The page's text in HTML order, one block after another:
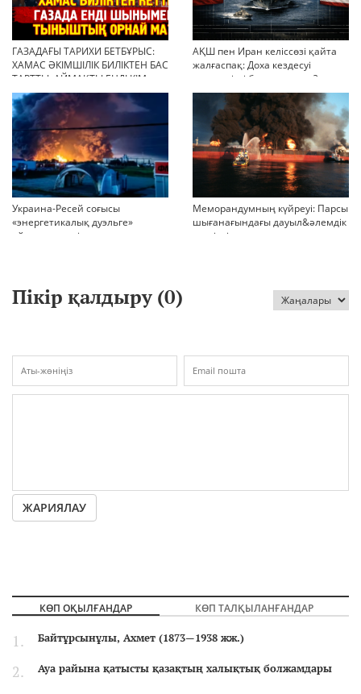
ГАЗАДАҒЫ ТАРИХИ БЕТБҰРЫС:
ХАМАС ӘКІМШІЛІК БИЛІКТЕН БАС
ТАРТТЫ. АЙМАҚТЫ ЕНДІ КІМ
БАСҚАРАДЫ?
АҚШ пен Иран келіссөзі қайта
жалғаспақ: Доха кездесуі
шиеленісті бәсеңдете ме?
Украина-Ресей соғысы
«энергетикалық дуэльге»
айналып кетті
Меморандумның күйреуі: Парсы
шығанағындағы дауыл&әлемдік
тәртіптің сын сағаты соғып тұр
Пікір қалдыру (0)
ЖАРИЯЛАУ
КӨП ОҚЫЛҒАНДАР КӨП ТАЛҚЫЛАНҒАНДАР
Байтұрсынұлы, Ахмет (1873—1938 жж.)
Ауа райына қатысты қазақтың халықтық болжамдары